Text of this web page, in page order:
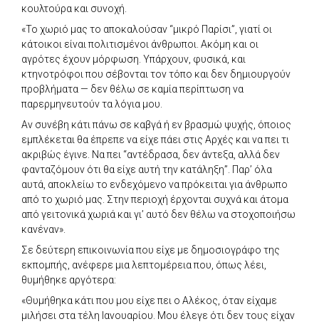
κουλτούρα και συνοχή.
«Το χωριό μας το αποκαλούσαν “μικρό Παρίσι”, γιατί οι
κάτοικοι είναι πολιτισμένοι άνθρωποι. Ακόμη και οι
αγρότες έχουν μόρφωση. Υπάρχουν, φυσικά, και
κτηνοτρόφοι που σέβονται τον τόπο και δεν δημιουργούν
προβλήματα — δεν θέλω σε καμία περίπτωση να
παρερμηνευτούν τα λόγια μου.
Αν συνέβη κάτι πάνω σε καβγά ή εν βρασμώ ψυχής, όποιος
εμπλέκεται θα έπρεπε να είχε πάει στις Αρχές και να πει τι
ακριβώς έγινε. Να πει “αντέδρασα, δεν άντεξα, αλλά δεν
φανταζόμουν ότι θα είχε αυτή την κατάληξη”. Παρ’ όλα
αυτά, αποκλείω το ενδεχόμενο να πρόκειται για άνθρωπο
από το χωριό μας. Στην περιοχή έρχονται συχνά και άτομα
από γειτονικά χωριά και γι’ αυτό δεν θέλω να στοχοποιήσω
κανέναν».
Σε δεύτερη επικοινωνία που είχε με δημοσιογράφο της
εκπομπής, ανέφερε μια λεπτομέρεια που, όπως λέει,
θυμήθηκε αργότερα:
«Θυμήθηκα κάτι που μου είχε πει ο Αλέκος, όταν είχαμε
μιλήσει στα τέλη Ιανουαρίου. Μου έλεγε ότι δεν τους είχαν